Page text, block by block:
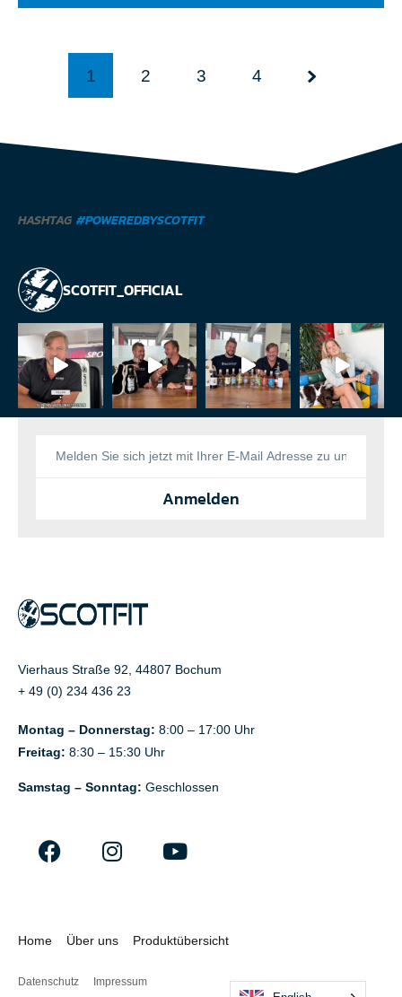
1 2 3 4
HASHTAG #POWEREDBYSCOTFIT
SCOTFIT_OFFICIAL
Anmelden
Vierhaus Straße 92, 44807 Bochum
+ 49 (0) 234 436 23
Montag – Donnerstag: 8:00 – 17:00 Uhr
Freitag: 8:30 – 15:30 Uhr
Samstag – Sonntag: Geschlossen
Home Über uns Produktübersicht
Datenschutz Impressum